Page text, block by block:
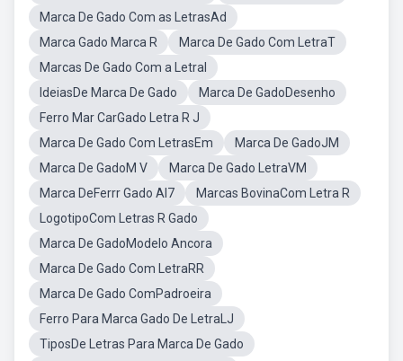
Marca De Gado Com as LetrasAd
Marca Gado Marca R
Marca De Gado Com LetraT
Marcas De Gado Com a LetraI
IdeiasDe Marca De Gado
Marca De GadoDesenho
Ferro Mar CarGado Letra R J
Marca De Gado Com LetrasEm
Marca De GadoJM
Marca De GadoM V
Marca De Gado LetraVM
Marca DeFerrr Gado Al7
Marcas BovinaCom Letra R
LogotipoCom Letras R Gado
Marca De GadoModelo Ancora
Marca De Gado Com LetraRR
Marca De Gado ComPadroeira
Ferro Para Marca Gado De LetraLJ
TiposDe Letras Para Marca De Gado